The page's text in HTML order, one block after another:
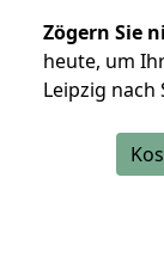
Zögern Sie
heute, um
Leipzig